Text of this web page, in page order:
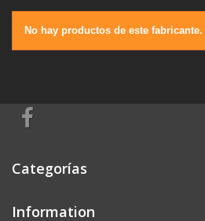
No hay productos de este fabricante.
Categorías
Information